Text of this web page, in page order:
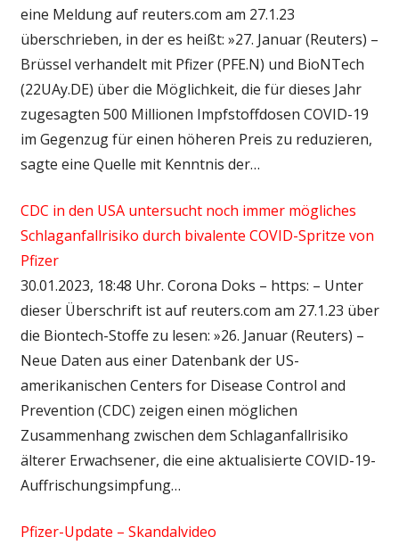
eine Meldung auf reuters.com am 27.1.23
überschrieben, in der es heißt: »27. Januar (Reuters) –
Brüssel verhandelt mit Pfizer (PFE.N) und BioNTech
(22UAy.DE) über die Möglichkeit, die für dieses Jahr
zugesagten 500 Millionen Impfstoffdosen COVID-19
im Gegenzug für einen höheren Preis zu reduzieren,
sagte eine Quelle mit Kenntnis der…
CDC in den USA untersucht noch immer mögliches
Schlaganfallrisiko durch bivalente COVID-Spritze von
Pfizer
30.01.2023, 18:48 Uhr. Corona Doks – https: – Unter
dieser Überschrift ist auf reuters.com am 27.1.23 über
die Biontech-Stoffe zu lesen: »26. Januar (Reuters) –
Neue Daten aus einer Datenbank der US-
amerikanischen Centers for Disease Control and
Prevention (CDC) zeigen einen möglichen
Zusammenhang zwischen dem Schlaganfallrisiko
älterer Erwachsener, die eine aktualisierte COVID-19-
Auffrischungsimpfung…
Pfizer-Update – Skandalvideo